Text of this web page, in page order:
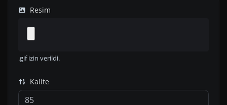
Resim
.gif izin verildi.
Kalite